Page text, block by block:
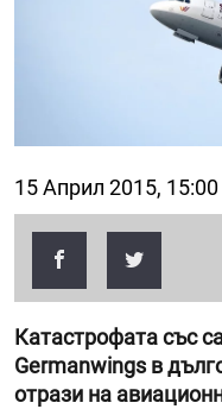
15 Април 2015, 15:00
Катастрофата със
Germanwings в
отрази на